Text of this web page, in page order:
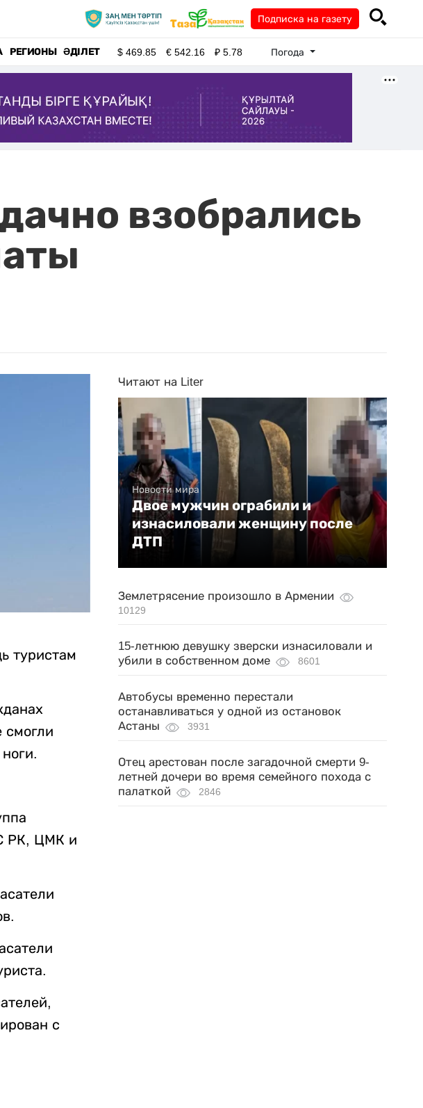
Подписка на газету
РЕГИОНЫ ӘДІЛЕТ $469.85 €542.16 ₽5.78 Погода
взобрались
туристам
смогли
РК, ЦМК и
с
Читают на Liter
Новости мира
Двое мужчин ограбили и
изнасиловали женщину после
ДТП
Землетрясение произошло в Армении
10129
15-летнюю девушку зверски изнасиловали и
убили в собственном доме
8601
Автобусы временно перестали
останавливаться у одной из остановок
Астаны
3931
Отец арестован после загадочной смерти 9-
летней дочери во время семейного похода с
палаткой
2846